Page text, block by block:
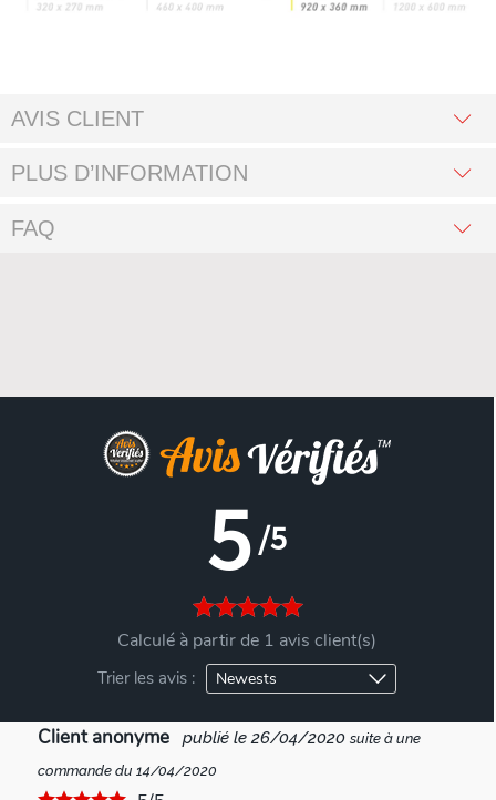
AVIS CLIENT
PLUS D’INFORMATION
FAQ
5/5
Calculé à partir de 1 avis client(s)
Trier les avis :
Client anonyme publié le 26/04/2020 suite à une
commande du 14/04/2020